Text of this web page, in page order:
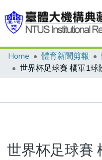
Communities & Collections
Statistics
Home 體育新聞剪報
世界杯足球賽